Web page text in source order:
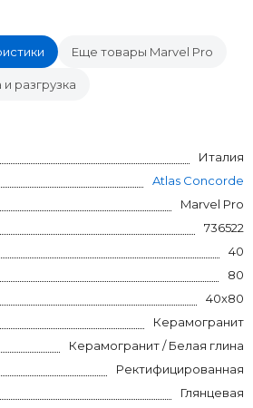
Еще товары Marvel Pro
разгрузка
Италия
Atlas Concorde
Marvel Pro
736522
40
80
40x80
Керамогранит
Керамогранит / Белая глина
Ректифицированная
Глянцевая